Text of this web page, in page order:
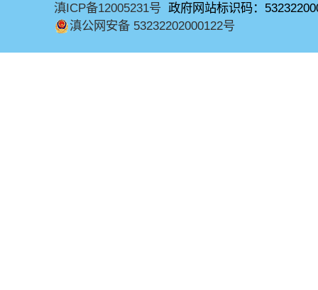
滇ICP备12005231号 政府网站标识码：
滇公网安备 53232202000122号